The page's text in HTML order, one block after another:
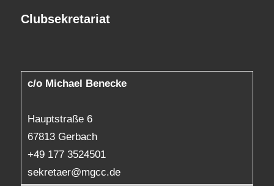
Clubsekretariat
c/o Michael Benecke
Hauptstraße 6
67813 Gerbach
+49 177 3524501
sekretaer@mgcc.de